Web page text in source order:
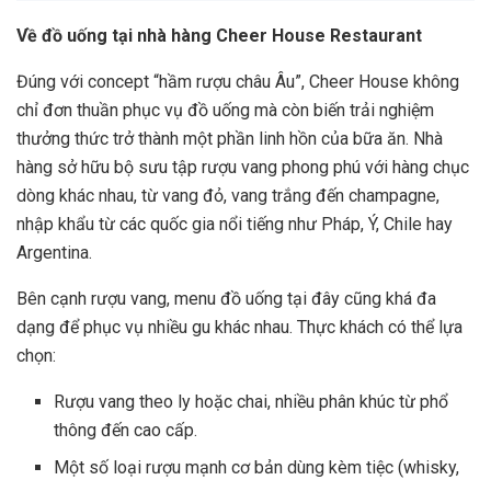
Về đồ uống tại nhà hàng Cheer House Restaurant
Đúng với concept “hầm rượu châu Âu”, Cheer House không
chỉ đơn thuần phục vụ đồ uống mà còn biến trải nghiệm
thưởng thức trở thành một phần linh hồn của bữa ăn. Nhà
hàng sở hữu bộ sưu tập rượu vang phong phú với hàng chục
dòng khác nhau, từ vang đỏ, vang trắng đến champagne,
nhập khẩu từ các quốc gia nổi tiếng như Pháp, Ý, Chile hay
Argentina.
Bên cạnh rượu vang, menu đồ uống tại đây cũng khá đa
dạng để phục vụ nhiều gu khác nhau. Thực khách có thể lựa
chọn:
Rượu vang theo ly hoặc chai, nhiều phân khúc từ phổ
thông đến cao cấp.
Một số loại rượu mạnh cơ bản dùng kèm tiệc (whisky,